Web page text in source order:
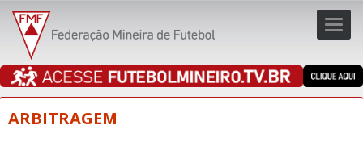
ARBITRAGEM